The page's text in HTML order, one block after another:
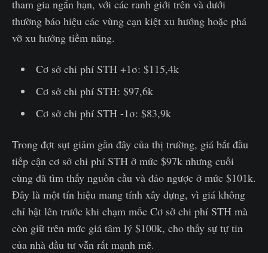
tham gia ngắn hạn, với các ranh giới trên và dưới
thường báo hiệu các vùng cạn kiệt xu hướng hoặc phá
vỡ xu hướng tiềm năng.
Cơ sở chi phí STH +1σ: $115,4k
Cơ sở chi phí STH: $97,6k
Cơ sở chi phí STH -1σ: $83,9k
Trong đợt sụt giảm gần đây của thị trường, giá bắt đầu
tiếp cận cơ sở chi phí STH ở mức $97k nhưng cuối
cùng đã tìm thấy nguồn cầu và đảo ngược ở mức $101k.
Đây là một tín hiệu mang tính xây dựng, vì giá không
chỉ bật lên trước khi chạm mốc Cơ sở chi phí STH mà
còn giữ trên mức giá tâm lý $100k, cho thấy sự tự tin
của nhà đầu tư vẫn rất mạnh mẽ.